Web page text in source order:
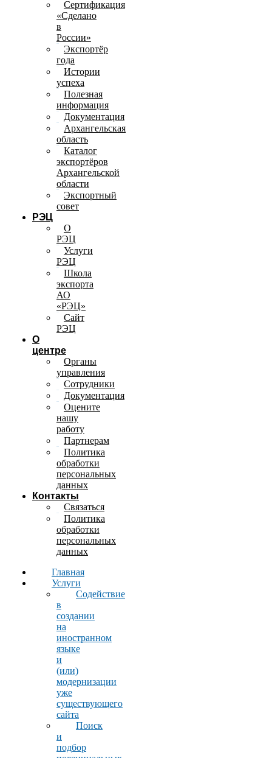
Сертификация
«Сделано
в
России»
Экспортёр
года
Истории
успеха
Полезная
информация
Документация
Архангельская
область
Каталог
экспортёров
Архангельской
области
Экспортный
совет
РЭЦ
О
РЭЦ
Услуги
РЭЦ
Школа
экспорта
АО
«РЭЦ»
Сайт
РЭЦ
О
центре
Органы
управления
Сотрудники
Документация
Оцените
нашу
работу
Партнерам
Политика
обработки
персональных
данных
Контакты
Связаться
Политика
обработки
персональных
данных
Главная
Услуги
Содействие
в
создании
на
иностранном
языке
и
(или)
модернизации
уже
существующего
сайта
Поиск
и
подбор